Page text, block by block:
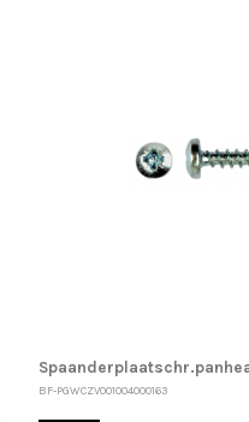
BF-PGWCZV001004000163